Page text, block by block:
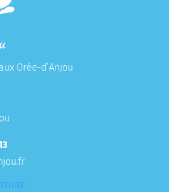
Orée-d’Anjou